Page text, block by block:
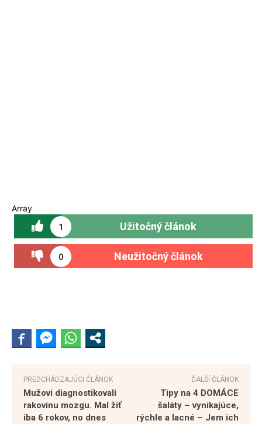
Array
1 Užitočný článok
0 Neužitočný článok
PREDCHÁDZAJÚCI ČLÁNOK
Mužovi diagnostikovali
rakovinu mozgu. Mal žiť
iba 6 rokov, no dnes
ĎALŠÍ ČLÁNOK
Tipy na 4 DOMÁCE
šaláty – vynikajúce,
rýchle a lacné – Jem ich